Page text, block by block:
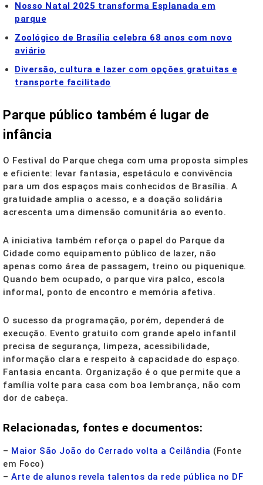
Nosso Natal 2025 transforma Esplanada em
parque
Zoológico de Brasília celebra 68 anos com novo
aviário
Diversão, cultura e lazer com opções gratuitas e
transporte facilitado
Parque público também é lugar de
infância
O Festival do Parque chega com uma proposta simples
e eficiente: levar fantasia, espetáculo e convivência
para um dos espaços mais conhecidos de Brasília. A
gratuidade amplia o acesso, e a doação solidária
acrescenta uma dimensão comunitária ao evento.
A iniciativa também reforça o papel do Parque da
Cidade como equipamento público de lazer, não
apenas como área de passagem, treino ou piquenique.
Quando bem ocupado, o parque vira palco, escola
informal, ponto de encontro e memória afetiva.
O sucesso da programação, porém, dependerá de
execução. Evento gratuito com grande apelo infantil
precisa de segurança, limpeza, acessibilidade,
informação clara e respeito à capacidade do espaço.
Fantasia encanta. Organização é o que permite que a
família volte para casa com boa lembrança, não com
dor de cabeça.
Relacionadas, fontes e documentos:
– Maior São João do Cerrado volta a Ceilândia (Fonte
em Foco)
– Arte de alunos revela talentos da rede pública no DF